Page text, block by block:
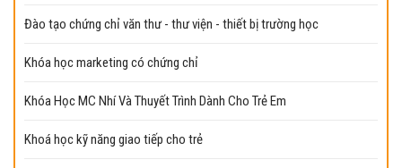
Đào tạo chứng chỉ văn thư - thư viện - thiết bị trường học
Khóa học marketing có chứng chỉ
Khóa Học MC Nhí Và Thuyết Trình Dành Cho Trẻ Em
Khoá học kỹ năng giao tiếp cho trẻ